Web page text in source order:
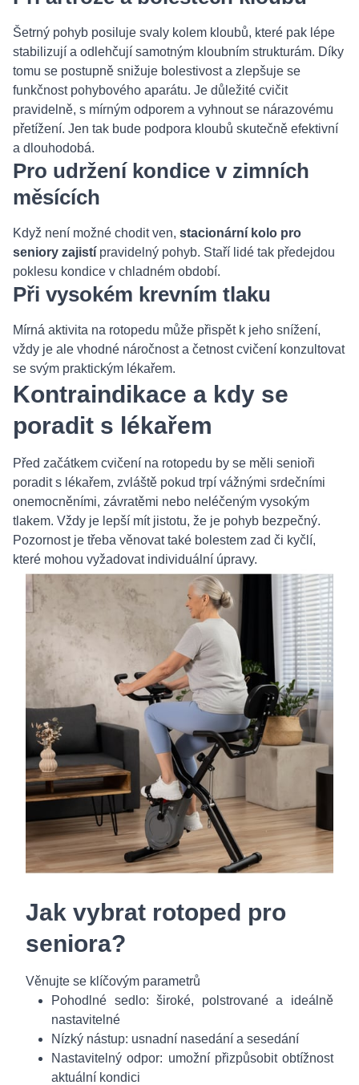
Šetrný pohyb posiluje svaly kolem kloubů, které pak lépe
stabilizují a odlehčují samotným kloubním strukturám. Díky
tomu se postupně snižuje bolestivost a zlepšuje se
funkčnost pohybového aparátu. Je důležité cvičit
pravidelně, s mírným odporem a vyhnout se nárazovému
přetížení. Jen tak bude podpora kloubů skutečně efektivní
a dlouhodobá.
Pro udržení kondice v zimních
měsících
Když není možné chodit ven, stacionární kolo pro
seniory zajistí pravidelný pohyb. Staří lidé tak předejdou
poklesu kondice v chladném období.
Při vysokém krevním tlaku
Mírná aktivita na rotopedu může přispět k jeho snížení,
vždy je ale vhodné náročnost a četnost cvičení konzultovat
se svým praktickým lékařem.
Kontraindikace a kdy se
poradit s lékařem
Před začátkem cvičení na rotopedu by se měli senioři
poradit s lékařem, zvláště pokud trpí vážnými srdečními
onemocněními, závratěmi nebo neléčeným vysokým
tlakem. Vždy je lepší mít jistotu, že je pohyb bezpečný.
Pozornost je třeba věnovat také bolestem zad či kyčlí,
které mohou vyžadovat individuální úpravy.
Jak vybrat rotoped pro
seniora?
Věnujte se klíčovým parametrů
Pohodlné sedlo: široké, polstrované a ideálně
nastavitelné
Nízký nástup: usnadní nasedání a sesedání
Nastavitelný odpor: umožní přizpůsobit obtížnost
aktuální kondici